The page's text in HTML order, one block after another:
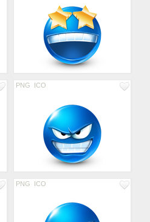
PNG ICO
PNG ICO